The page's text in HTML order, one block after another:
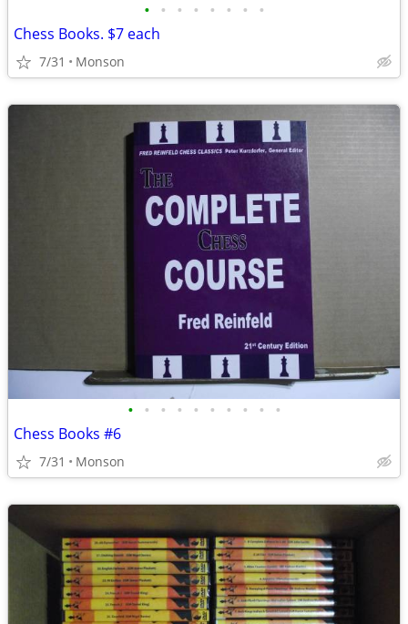
• • • • • • • •
Chess Books. $7 each
7/31 Monson
• • • • • • • • • •
Chess Books #6
7/31 Monson